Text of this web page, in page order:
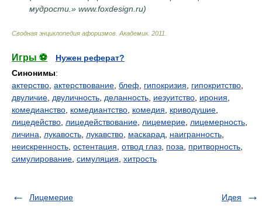
мудрости.» www.foxdesign.ru)
Сводная энциклопедия афоризмов Академик. 2011
Игры ⚽
Нужен реферат?
Синонимы:
актерство актерствование блеф гипокризия гипокритство
двуличие двуличность деланность иезуитство ирония
комедианство комедиантство комедия криводушие
лицедейство лицедействование лицемерие лицемерность
личина
лукавость лукавство маскарад наигранность
неискренность остентация отвод глаз поза притворность
симулирование симуляция хитрость
Лицемерие Идея